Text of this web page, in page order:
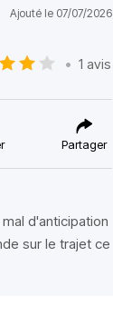
Ajouté le 07/07/2026
• 1 avis
Partager
d'anticipation
sur le trajet ce